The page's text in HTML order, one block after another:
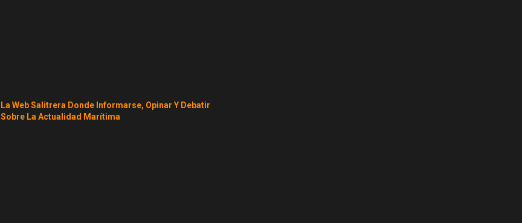
La Web Salitrera Donde Informarse, Opinar Y Debatir
Sobre La Actualidad Marítima